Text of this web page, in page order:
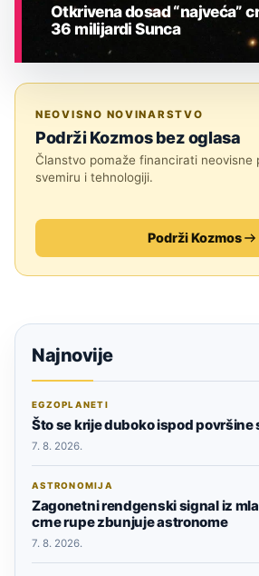
Otkrivena dosad “najveća”
36 milijardi Sunca
NEOVISNO NOVINARSTVO
Podrži Kozmos bez oglasa
Članstvo pomaže financirati neovisne
svemiru i tehnologiji.
Podrži Kozmos
Najnovije
EGZOPLANETI
Što se krije duboko ispod
7. 8. 2026.
ASTRONOMIJA
Zagonetni rendgenski signal iz
crne rupe zbunjuje astronome
7. 8. 2026.